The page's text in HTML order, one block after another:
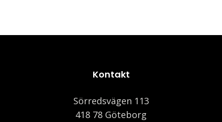
Kontakt
Sörredsvägen 113
418 78 Göteborg